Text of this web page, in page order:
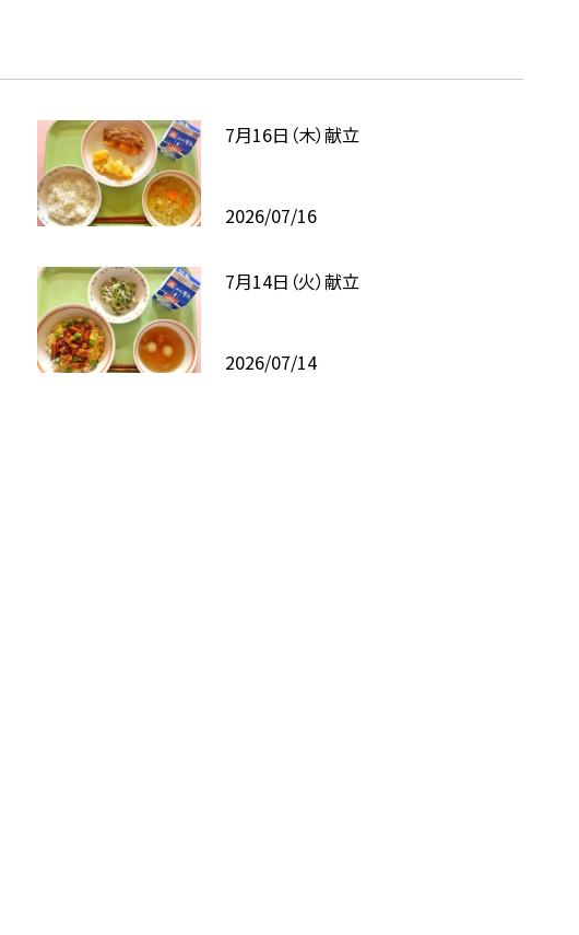
7月16日（木）献立
2026/07/16
7月14日（火）献立
2026/07/14